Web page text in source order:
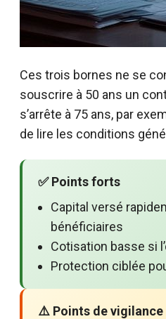
Ces trois bornes ne se
souscrire à 50 ans un
s’arrête à 75 ans, par
de lire les conditions
✅ Points forts
Capital versé
bénéficiaires
Cotisation basse si
Protection ciblée
⚠️ Points de vigilance